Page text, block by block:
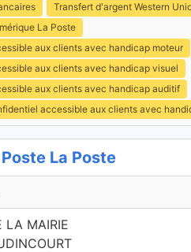
Transfert d'argent Western
La Poste
aux clients avec handicap moteur
aux clients avec handicap visuel
aux clients avec handicap auditif
accessible aux clients avec
La Poste
LA MAIRIE